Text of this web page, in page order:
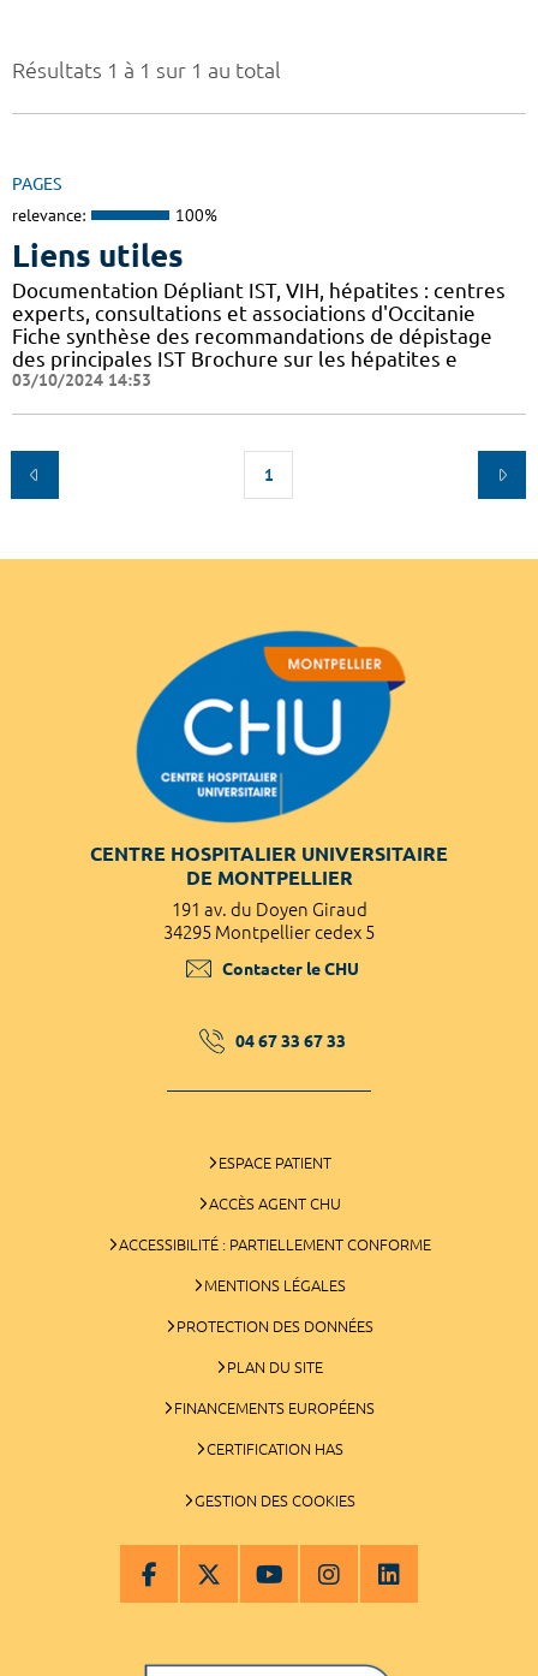
Résultats 1 à 1 sur 1 au total
PAGES
relevance: 100%
Liens utiles
Documentation Dépliant IST, VIH, hépatites : centres
experts, consultations et associations d'Occitanie
Fiche synthèse des recommandations de dépistage
des principales IST Brochure sur les hépatites e
03/10/2024 14:53
1
CENTRE HOSPITALIER UNIVERSITAIRE
DE MONTPELLIER
191 av. du Doyen Giraud
34295 Montpellier cedex 5
Contacter le CHU
04 67 33 67 33
ESPACE PATIENT
ACCÈS AGENT CHU
ACCESSIBILITÉ : PARTIELLEMENT CONFORME
MENTIONS LÉGALES
PROTECTION DES DONNÉES
PLAN DU SITE
FINANCEMENTS EUROPÉENS
CERTIFICATION HAS
GESTION DES COOKIES